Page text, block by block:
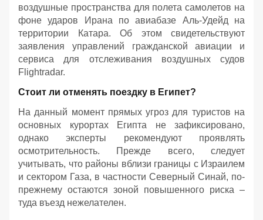
воздушные пространства для полета самолетов на
фоне ударов Ирана по авиабазе Аль-Удейд на
территории Катара. Об этом свидетельствуют
заявления управлений гражданской авиации и
сервиса для отслеживания воздушных судов
Flightradar.
Стоит ли отменять поездку в Египет?
На данный момент прямых угроз для туристов на
основных курортах Египта не зафиксировано,
однако эксперты рекомендуют проявлять
осмотрительность. Прежде всего, следует
учитывать, что районы вблизи границы с Израилем
и сектором Газа, в частности Северный Синай, по-
прежнему остаются зоной повышенного риска –
туда въезд нежелателен.